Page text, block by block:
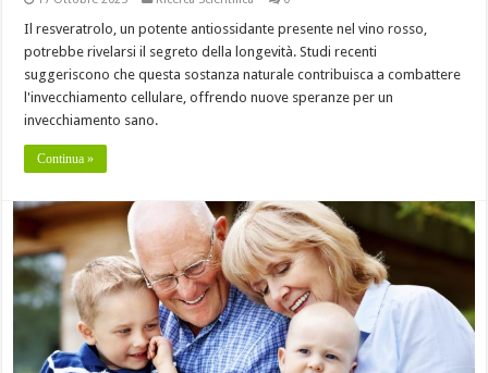
Il resveratrolo, un potente antiossidante presente nel vino rosso,
potrebbe rivelarsi il segreto della longevità. Studi recenti
suggeriscono che questa sostanza naturale contribuisca a combattere
l'invecchiamento cellulare, offrendo nuove speranze per un
invecchiamento sano.
Continua »